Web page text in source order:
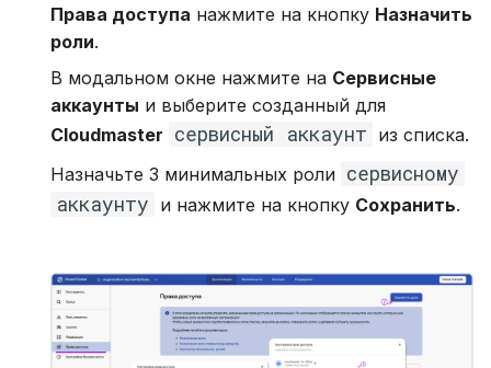
Права доступа нажмите на кнопку Назначить
роли.
В модальном окне нажмите на Сервисные
аккаунты и выберите созданный для
Cloudmaster сервисный аккаунт из списка.
Назначьте 3 минимальных роли сервисному
аккаунту и нажмите на кнопку Сохранить.